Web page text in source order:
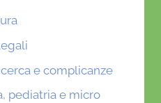
e complicanze
pediatria e micro